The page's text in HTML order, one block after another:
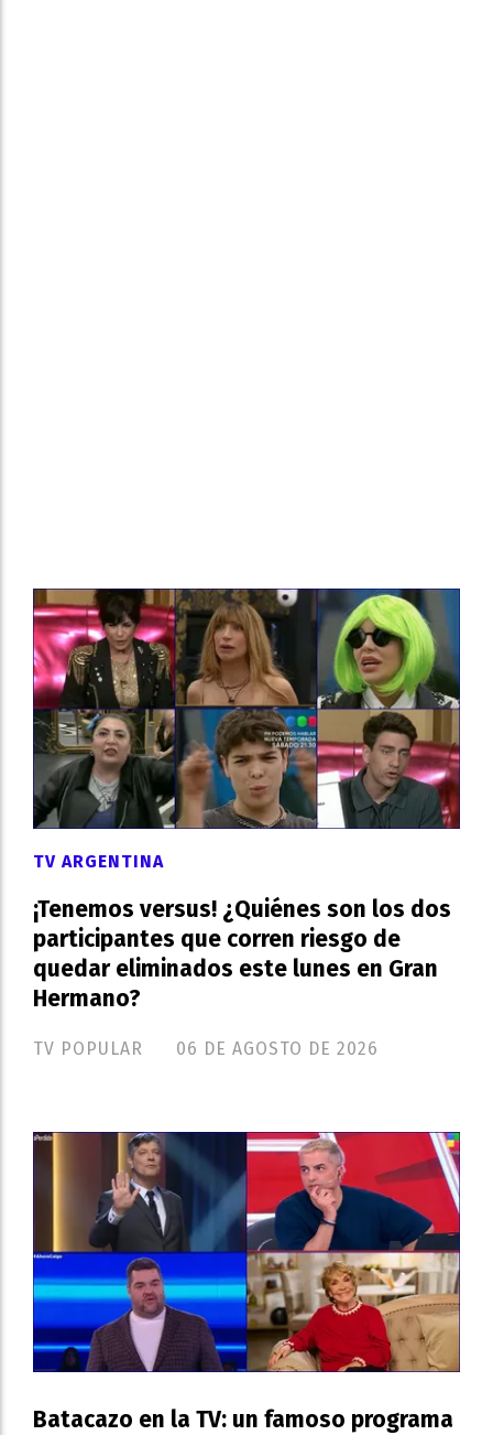
¡Tenemos versus! ¿Quiénes son los dos
participantes que corren riesgo de
quedar eliminados este lunes en Gran
Hermano?
TV POPULAR
TV ARGENTINA
06 DE AGOSTO DE 2026
Batacazo en la TV: un famoso programa